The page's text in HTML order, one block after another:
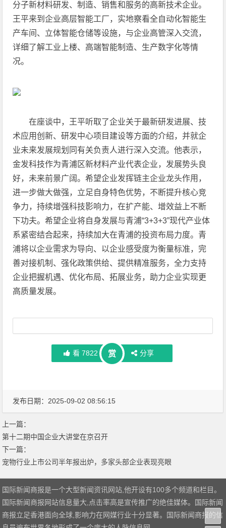
分子新材料研发、制造、销售和服务的高新技术企业。
王平来到企业高层智能工厂，实地察看全自动化智能生
产车间、立体智能仓储等设施，与企业高管深入交流，
详细了解工业上楼、高端智能制造、生产数字化等情
况。
在座谈中，王平听取了企业关于最新研发进展、技
术应用创新、研发中心项目建设等方面的介绍，并就企
业未来发展规划同有关负责人进行深入交流。他表示，
金发科技作为青浦区新材料产业代表企业，发展势头良
好，未来前景广阔。希望企业发挥链主企业龙头作用，
进一步做大做强，立足自身特色优势，不断提升核心竞
争力，持续增强科技影响力，在扩产能、增效益上不断
下功夫。希望企业将自身发展与青浦“3+3+3”现代产业体
系紧密结合起来，持续加大在青浦的投资布局力度。青
浦将以企业需求为导向、以企业感受度为衡量标准，完
善对接机制、强化政策供给、提供精准服务，全力支持
企业把握机遇、优化布局、拓展业务，助力企业实现更
高质量发展。
看 7822 赏 分享
发布日期：2025-09-02 08:56:15
上一篇：
第十二期中国企业大讲堂在京召开
下一篇：
宠物行业上市公司半年报出炉，多家头部企业表现亮眼
国际新闻商报是一个大型新闻资讯网站,他开设有100多个频道和栏目。
国际新闻商报网站信息量大,点击率高是宣传推广的绝佳媒体。国际新闻
商报立足香港面向全球,影响力在网媒行业十分显著。国际新闻商报的信